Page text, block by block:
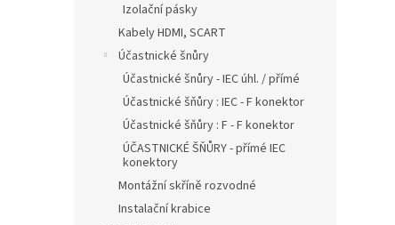
Izolační pásky
Kabely HDMI, SCART
Účastnické šnůry
Účastnické šnůry - IEC úhl. / přímé
Účastnické šňůry : IEC - F konektor
Účastnické šňůry : F - F konektor
ÚČASTNICKÉ ŠŇŮRY - přímé IEC
konektory
Montážní skříně rozvodné
Instalační krabice